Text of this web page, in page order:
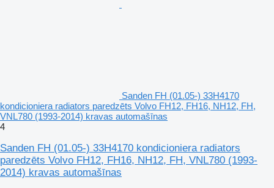
Sanden FH (01.05-) 33H4170
kondicioniera radiators paredzēts Volvo FH12, FH16, NH12, FH,
VNL780 (1993-2014) kravas automašīnas
4
Sanden FH (01.05-) 33H4170 kondicioniera radiators
paredzēts Volvo FH12, FH16, NH12, FH, VNL780 (1993-
2014) kravas automašīnas